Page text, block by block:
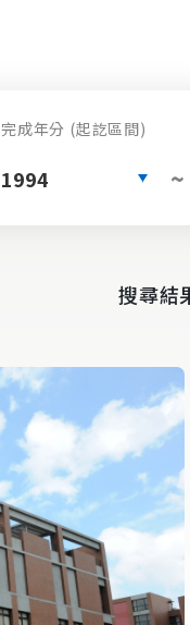
完成年分 (起訖區間)
1994 ~
搜尋結